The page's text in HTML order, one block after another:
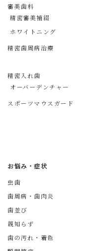
審美歯科
精密審美補綴
ホワイトニング
精密歯周病治療
精密入れ歯
オーバーデンチャー
スポーツマウスガード
お悩み・症状
虫歯
歯周病・歯肉炎
歯並び
親知らず
歯の汚れ・着色